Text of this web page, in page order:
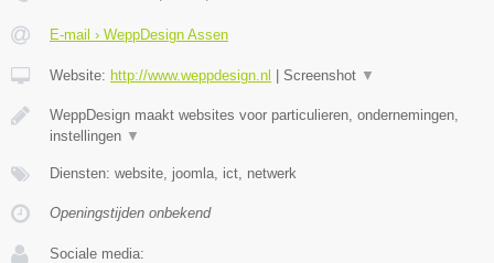
E-mail › WeppDesign Assen
Website: http://www.weppdesign.nl Screenshot ▼
WeppDesign maakt websites voor particulieren, ondernemingen,
instellingen ▼
Diensten: website, joomla, ict, netwerk
Openingstijden onbekend
Sociale media: